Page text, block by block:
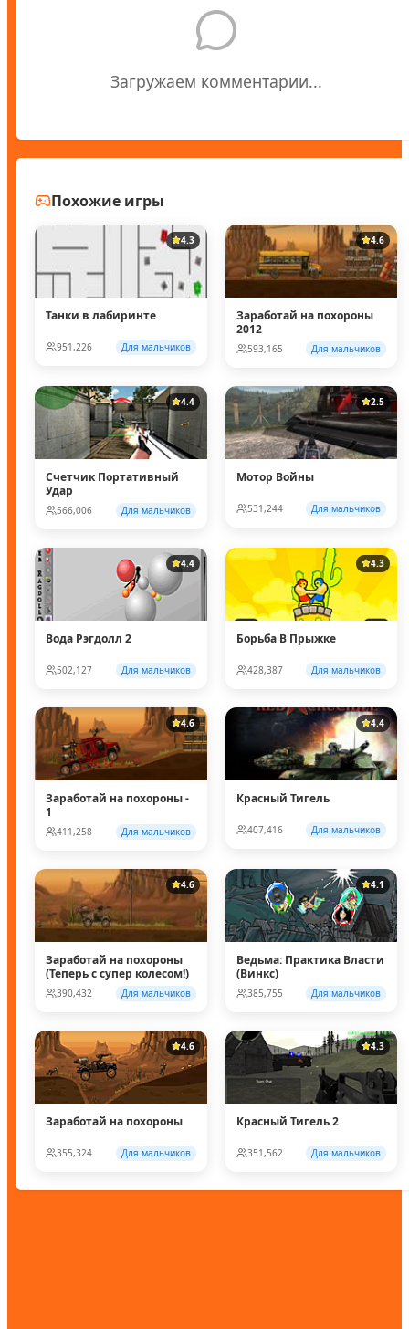
Загружаем комментарии...
Похожие игры
4.3
Танки в лабиринте
951,226 Для мальчиков
4.6
Заработай на похороны
2012
593,165 Для мальчиков
4.4
Счетчик Портативный
Удар
566,006 Для мальчиков
2.5
Мотор Войны
531,244 Для мальчиков
4.4
Вода Рэгдолл 2
502,127 Для мальчиков
4.3
Борьба В Прыжке
428,387 Для мальчиков
4.6
Заработай на похороны -
1
411,258 Для мальчиков
4.4
Красный Тигель
407,416 Для мальчиков
4.6
Заработай на похороны
(Теперь с супер колесом!)
390,432 Для мальчиков
4.1
Ведьма: Практика Власти
(Винкс)
385,755 Для мальчиков
4.6
Заработай на похороны
355,324 Для мальчиков
4.3
Красный Тигель 2
351,562 Для мальчиков